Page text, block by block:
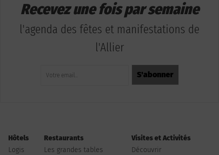
Recevez une fois par semaine
l'agenda des fêtes et manifestations de
l'Allier
Hôtels
Logis
Restaurants
Les grandes tables
Visites et Activités
Découvrir